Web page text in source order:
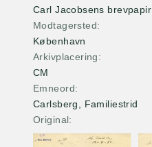
Carl Jacobsens brevpapir
Modtagersted
København
Arkivplacering
CM
Emneord
Carlsberg, Familiestrid
Original